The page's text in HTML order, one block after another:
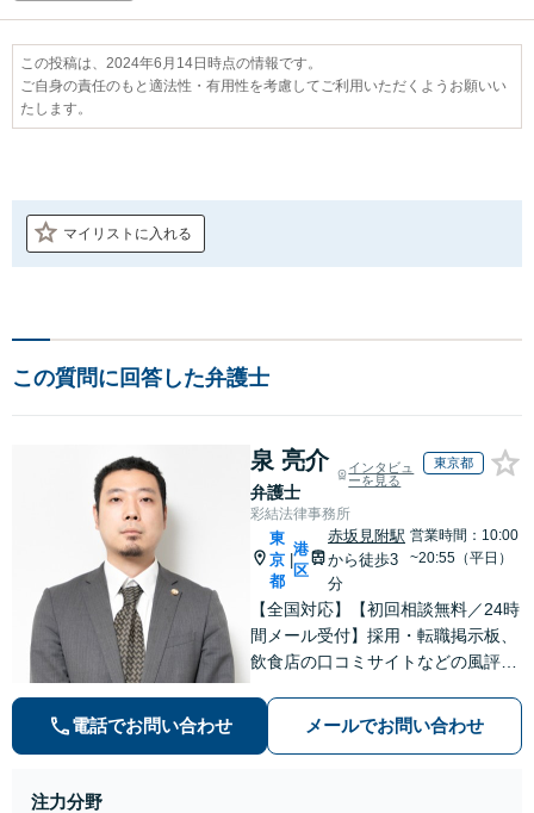
この投稿は、2024年6月14日時点の情報です。
ご自身の責任のもと適法性・有用性を考慮してご利用いただくようお願いい
たします。
マイリストに入れる
この質問に回答した弁護士
泉 亮介
弁護士
インタビュ
ーを見る
東京都
彩結法律事務所
東
京
都
港
区
赤坂見附駅
から徒歩3
分
営業時間：10:00
~20:55（平日）
【全国対応】【初回相談無料／24時
間メール受付】採用・転職掲示板、
飲食店の口コミサイトなどの風評被
の種類を問わず相談可。可能な限り
早期対応で駆けつけサポート【労
電話でお問い合わせ メールでお問い合わせ
注力分野